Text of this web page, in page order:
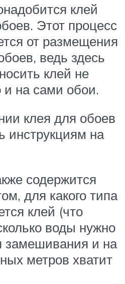
клей
Этот процесс
от размещения
ведь здесь
клей не
и на сами обои.
клея для обоев
инструкциям на
содержится
для какого типа
клей (что
воды нужно
замешивания и на
метров хватит